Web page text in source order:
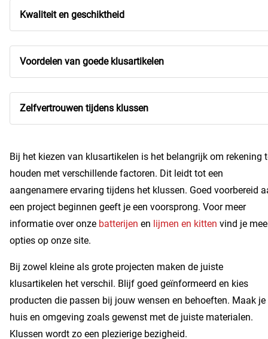
Kwaliteit en geschiktheid
Voordelen van goede klusartikelen
Zelfvertrouwen tijdens klussen
Bij het kiezen van klusartikelen is het belangrijk om rekening
houden met verschillende factoren. Dit leidt tot een
aangenamere ervaring tijdens het klussen. Goed voorbereid
een project beginnen geeft je een voorsprong. Voor meer
informatie over onze batterijen en lijmen en kitten vind je
opties op onze site.
Bij zowel kleine als grote projecten maken de juiste
klusartikelen het verschil. Blijf goed geïnformeerd en kies
producten die passen bij jouw wensen en behoeften. Maak je
huis en omgeving zoals gewenst met de juiste materialen.
Klussen wordt zo een plezierige bezigheid.